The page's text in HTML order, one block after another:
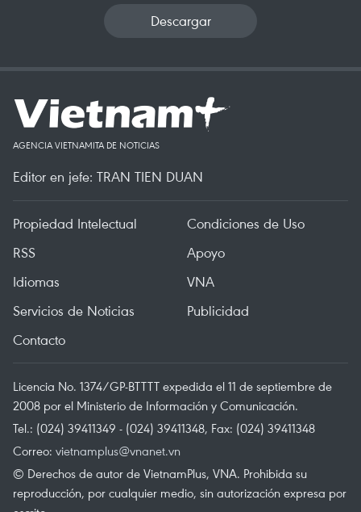
Descargar
AGENCIA VIETNAMITA DE NOTICIAS
Editor en jefe: TRAN TIEN DUAN
Propiedad Intelectual
Condiciones de Uso
RSS
Apoyo
Idiomas
VNA
Servicios de Noticias
Publicidad
Contacto
Licencia No. 1374/GP-BTTTT expedida el 11 de septiembre de
2008 por el Ministerio de Información y Comunicación.
Tel.: (024) 39411349 - (024) 39411348, Fax: (024) 39411348
Correo: vietnamplus@vnanet.vn
© Derechos de autor de VietnamPlus, VNA. Prohibida su
reproducción, por cualquier medio, sin autorización expresa por